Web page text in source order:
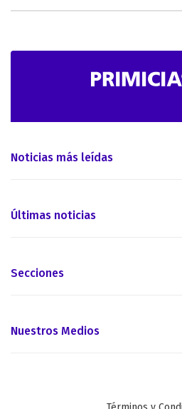
Noticias más leídas
Últimas noticias
Secciones
Nuestros Medios